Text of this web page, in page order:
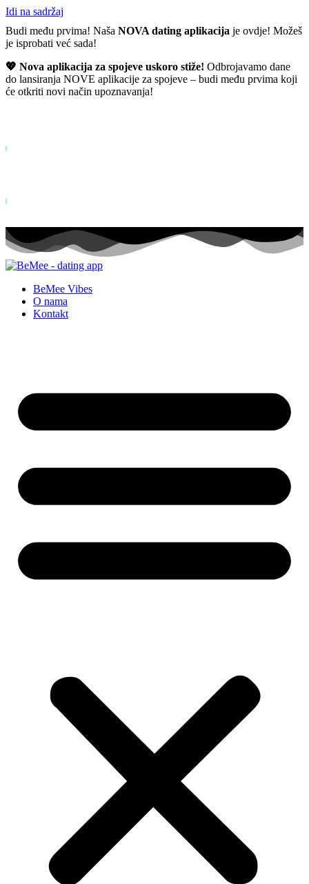
Idi na sadržaj
Budi među prvima! Naša NOVA dating aplikacija je ovdje! Možeš
je isprobati već sada!
💖 Nova aplikacija za spojeve uskoro stiže! Odbrojavamo dane
do lansiranja NOVE aplikacije za spojeve – budi među prvima koji
će otkriti novi način upoznavanja!
BeMee Vibes
O nama
Kontakt